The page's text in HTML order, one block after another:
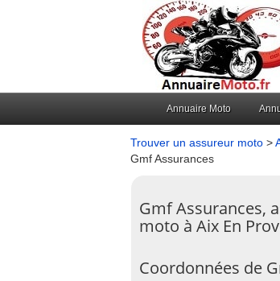
Annuaire Moto
Trouver un assureur moto >
Gmf Assurances
Gmf Assurances,
moto à Aix En
Coordonnées de